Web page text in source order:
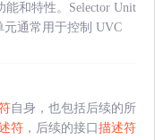
和特性。Selector Unit
元通常用于控制 UVC
自身，也包括后续的所
符 ，后续的接口 描述符